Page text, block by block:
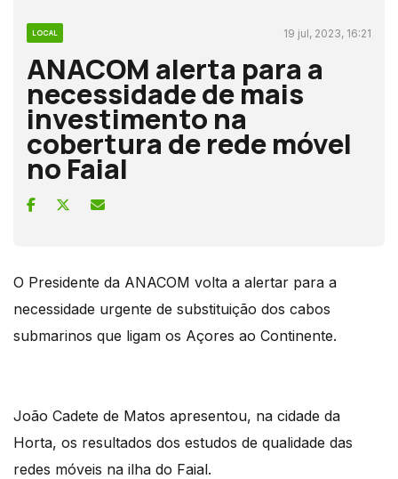
LOCAL 19 jul, 2023, 16:21
ANACOM alerta para a
necessidade de mais
investimento na
cobertura de rede móvel
no Faial
O Presidente da ANACOM volta a alertar para a
necessidade urgente de substituição dos cabos
submarinos que ligam os Açores ao Continente.
João Cadete de Matos apresentou, na cidade da
Horta, os resultados dos estudos de qualidade das
redes móveis na ilha do Faial.